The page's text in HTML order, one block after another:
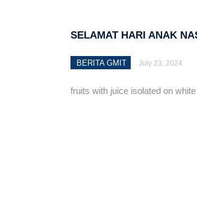
SELAMAT HARI ANAK
BERITA GMIT July 23, 2024
fruits with juice isolated on white